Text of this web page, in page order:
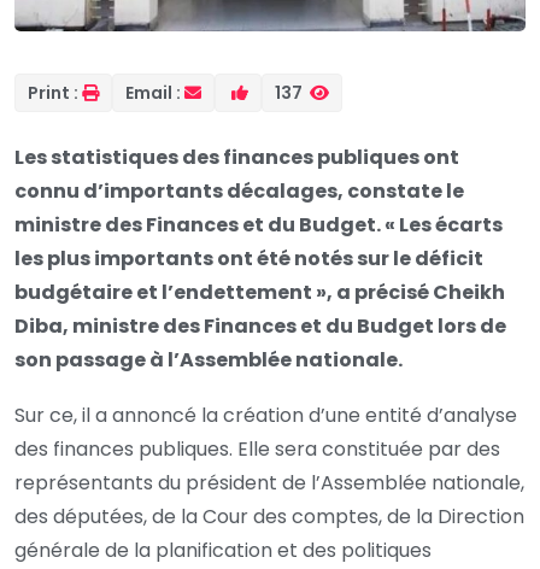
Print : Email : 137
Les statistiques des finances publiques ont
connu d’importants décalages, constate le
ministre des Finances et du Budget. « Les écarts
les plus importants ont été notés sur le déficit
budgétaire et l’endettement », a précisé Cheikh
Diba, ministre des Finances et du Budget lors de
son passage à l’Assemblée nationale.
Sur ce, il a annoncé la création d’une entité d’analyse
des finances publiques. Elle sera constituée par des
représentants du président de l’Assemblée nationale,
des députées, de la Cour des comptes, de la Direction
générale de la planification et des politiques